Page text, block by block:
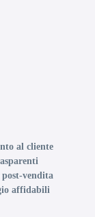
al cliente
post-vendita
affidabili